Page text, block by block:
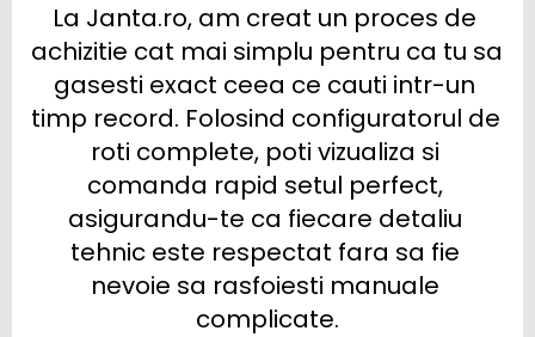
La Janta.ro, am creat un proces de
achizitie cat mai simplu pentru ca tu sa
gasesti exact ceea ce cauti intr-un
timp record. Folosind configuratorul de
roti complete, poti vizualiza si
comanda rapid setul perfect,
asigurandu-te ca fiecare detaliu
tehnic este respectat fara sa fie
nevoie sa rasfoiesti manuale
complicate.